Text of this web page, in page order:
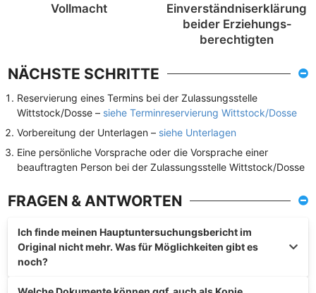
Vollmacht
Einverständnis­erklärung
beider Erziehungs­
berechtigten
NÄCHSTE SCHRITTE
Reservierung eines Termins bei der Zulassungsstelle
Wittstock/Dosse – siehe Terminreservierung Wittstock/Dosse
Vorbereitung der Unterlagen – siehe Unterlagen
Eine persönliche Vorsprache oder die Vorsprache einer
beauftragten Person bei der Zulassungsstelle Wittstock/Dosse
FRAGEN & ANTWORTEN
Ich finde meinen Hauptuntersuchungsbericht im
Original nicht mehr. Was für Möglichkeiten gibt es
noch?